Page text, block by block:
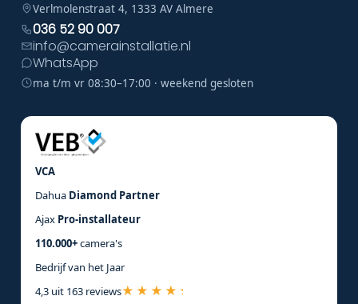
Verlmolenstraat 4, 1333 AV Almere
036 52 90 007
info@camerainstallatie.nl
WhatsApp
ma t/m vr 08:30–17:00 · weekend gesloten
VCA
Dahua Diamond Partner
Ajax Pro-installateur
110.000+camera's
Bedrijf van het Jaar
4,3 uit 163 reviews